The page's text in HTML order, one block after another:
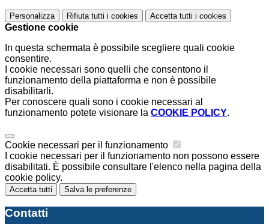
Personalizza Rifiuta tutti i cookies Accetta tutti i cookies
Gestione cookie
In questa schermata è possibile scegliere quali cookie
consentire.
I cookie necessari sono quelli che consentono il
funzionamento della piattaforma e non è possibile
disabilitarli.
Per conoscere quali sono i cookie necessari al
funzionamento potete visionare la COOKIE POLICY.
Cookie necessari per il funzionamento
I cookie necessari per il funzionamento non possono essere
disabilitati. È possibile consultare l'elenco nella pagina della
cookie policy.
Accetta tutti Salva le preferenze
Contatti